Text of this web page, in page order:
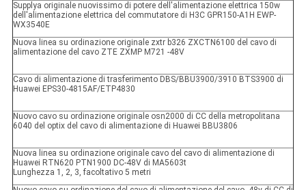
Supplya originale nuovissimo di potere dell'alimentazione elettrica 150w
dell'alimentazione elettrica del commutatore di H3C GPR150-A1H EWP-
WX3540E
Nuova linea su ordinazione originale zxtr b326 ZXCTN6100 del cavo di
alimentazione del cavo ZTE ZXMP M721 -48V
Cavo di alimentazione di trasferimento DBS/BBU3900/3910 BTS3900 di
Huawei EPS30-4815AF/ETP4830
Nuovo cavo su ordinazione originale osn2000 di CC della metropolitana
6040 del optix del cavo di alimentazione di Huawei BBU3806
Nuova linea su ordinazione originale cavo del cavo di alimentazione di
Huawei RTN620 PTN1900 DC-48V di MA5603t
Lunghezza 1, 2, 3, facoltativo 5 metri